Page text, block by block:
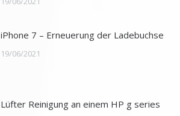
iPhone 7 – Erneuerung der Ladebuchse
19/06/2021
Lüfter Reinigung an einem HP g series